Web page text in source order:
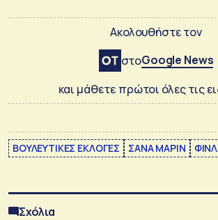
Ακολουθήστε τον
στοGoogle News
και μάθετε πρώτοι όλες τις
ΒΟΥΛΕΥΤΙΚΕΣ ΕΚΛΟΓΕΣ ΣΑΝΑ ΜΑΡΙΝ
Σχόλια